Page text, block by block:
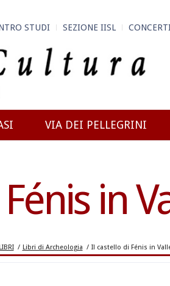
STUDI SEZIONE IISL
VIA DEI PELLEGRINI
in
LIBRI / Libri di Archeologia / Il castello di Fénis in